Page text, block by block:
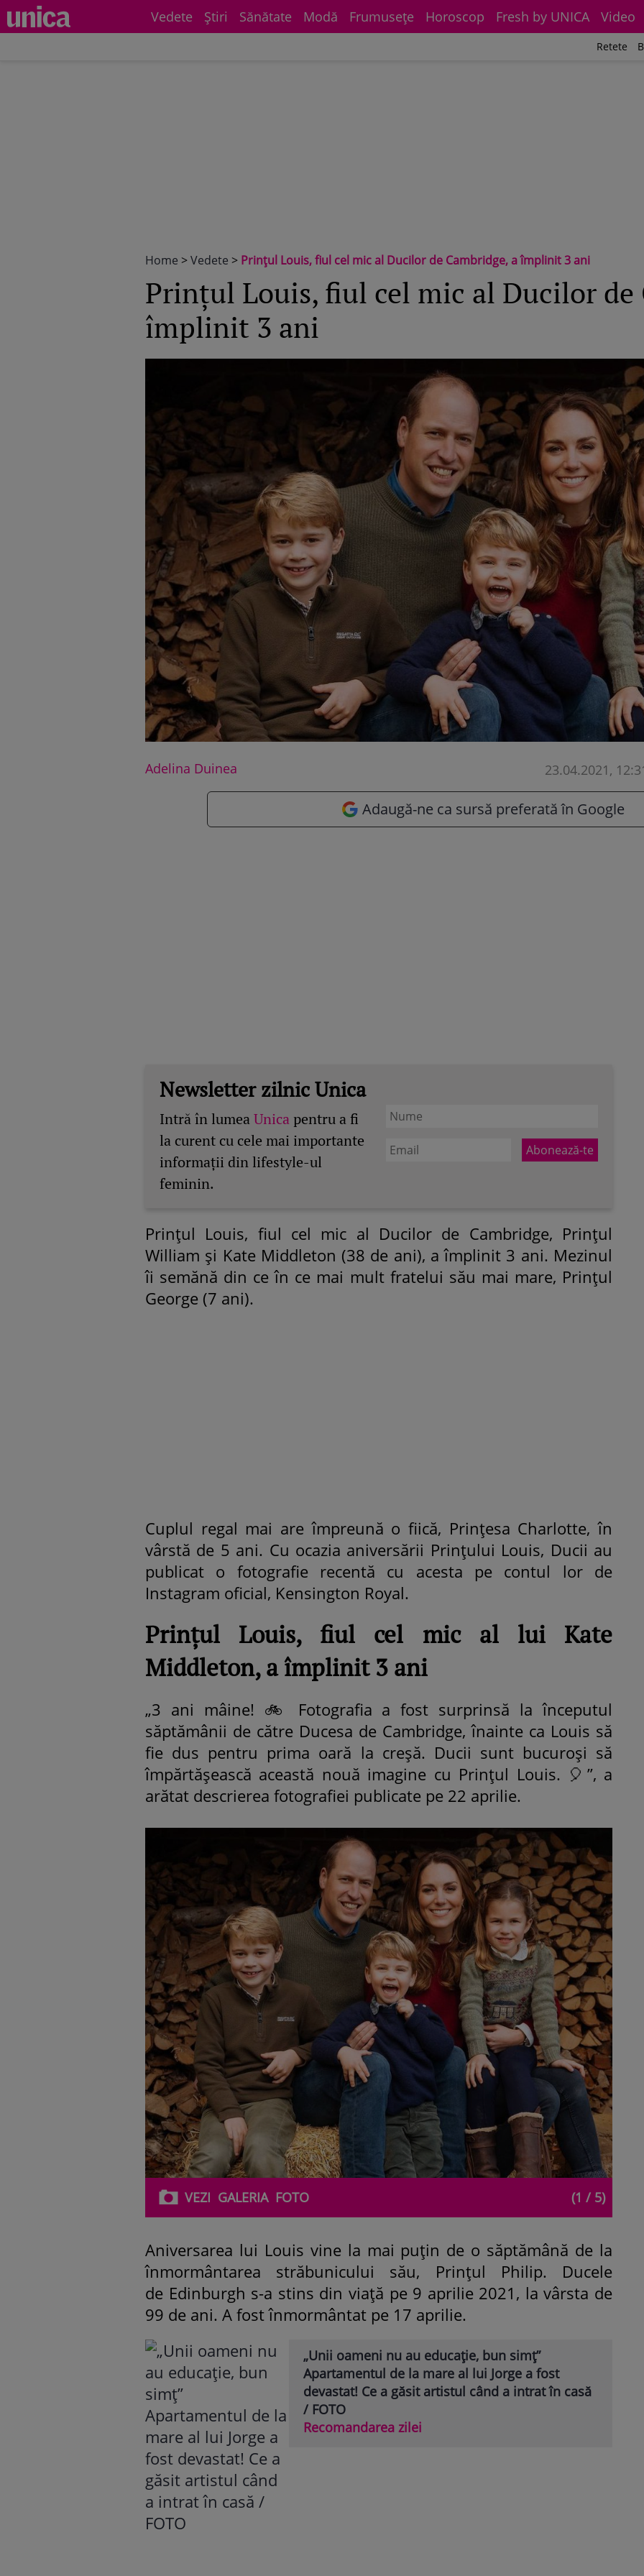
Vedete Știri Sănătate Modă Frumuseţe Horoscop Fresh by UNICA Video
Retete
Home >Vedete > Prințul Louis, fiul cel mic al Ducilor de Cambridge, a împlinit 3 ani
Prințul Louis, fiul cel mic al Ducilor de
împlinit 3 ani
Adelina Duinea 23.04.2021,
Adaugă-ne ca sursă preferată în Google
Newsletter zilnic Unica
Intră în lumeaUnica pentru a fi
la curent cu cele mai importante
informații din lifestyle-ul
feminin.
Prințul Louis, fiul cel mic al Ducilor de Cambridge, Prințul
William și Kate Middleton (38 de ani), a împlinit 3 ani. Mezinul
îi semănă din ce în ce mai mult fratelui său mai mare, Prințul
George (7 ani).
Cuplul regal mai are împreună o fiică, Prințesa Charlotte, în
vârstă de 5 ani. Cu ocazia aniversării Prințului Louis, Ducii au
publicat o fotografie recentă cu acesta pe contul lor de
Instagram oficial, Kensington Royal.
Prințul Louis, fiul cel mic al lui Kate
Middleton, a împlinit 3 ani
„3 ani mâine! 🚲 Fotografia a fost surprinsă la începutul
săptămânii de către Ducesa de Cambridge, înainte ca Louis să
fie dus pentru prima oară la creșă. Ducii sunt bucuroși să
împărtășească această nouă imagine cu Prințul Louis. 🎈”, a
arătat descrierea fotografiei publicate pe 22 aprilie.
VEZI GALERIAFOTO (1 / 5)
Aniversarea lui Louis vine la mai puțin de o săptămână de la
înmormântarea străbunicului său, Prințul Philip. Ducele
de Edinburgh s-a stins din viață pe 9 aprilie 2021, la vârsta de
99 de ani. A fost înmormântat pe 17 aprilie.
„Unii oameni nu au educație, bun simț”
Apartamentul de la mare al lui Jorge a fost
devastat! Ce a găsit artistul când a intrat în casă
/ FOTO
Recomandarea zilei